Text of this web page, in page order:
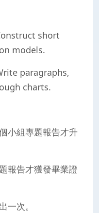
short
models.
paragraphs,
charts.
小組專題報告才升
報告才獲發畢業證
一次。